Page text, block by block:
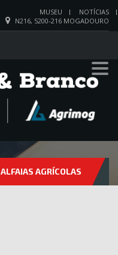
MUSEU
NOTÍCIAS
N216, 5200-216 MOGADOURO
ALFAIAS AGRÍCOLAS